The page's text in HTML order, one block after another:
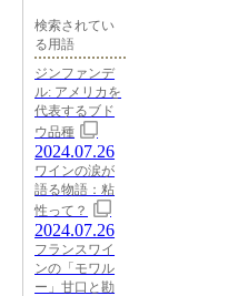
検索されてい
る用語
ジンファンデ
ル: アメリカを
代表するブド
ウ品種
2024.07.26
ワインの涙が
語る物語：粘
性って？
2024.07.26
フランスワイ
ンの「モワル
ー」甘口と勘